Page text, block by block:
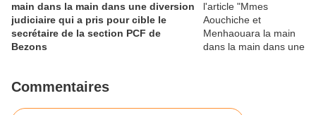
main dans la main dans une diversion
judiciaire qui a pris pour cible le
secrétaire de la section PCF de
Bezons
Commentaires